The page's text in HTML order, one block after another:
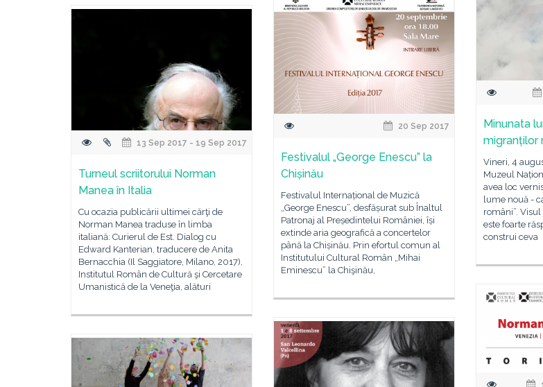
Minunata
migranților
Vineri, 4
Muzeul
avea loc
lume nouă -
români”.
este foarte
construi ceva
20 Sep 2017
Festivalul „George Enescu” la
Chișinău
Festivalul Internațional de Muzică
„George Enescu”, desfășurat sub Înaltul
Patronaj al Președintelui României, își
extinde aria geografică a concertelor
până la Chișinău. Prin efortul comun al
Institutului Cultural Român „Mihai
Eminescu” la Chişinău,
13 Sep 2017 - 19 Sep 2017
Turneul scriitorului Norman
Manea în Italia
Cu ocazia publicării ultimei cărţi de
Norman Manea traduse în limba
italiană: Curierul de Est. Dialog cu
Edward Kanterian, traducere de Anita
Bernacchia (Il Saggiatore, Milano, 2017),
Institutul Român de Cultură şi Cercetare
Umanistică de la Veneţia, alături